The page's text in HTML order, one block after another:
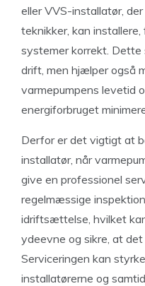
eller VVS-installatør,
teknikker, kan
systemer korrekt.
drift, men hjælper også
varmepumpens levetid
energiforbruget
Derfor er det vigtigt at
installatør, når
give en professionel
regelmæssige
idriftsættelse, hvilket
ydeevne og sikre, at
Serviceringen kan
installatørerne og